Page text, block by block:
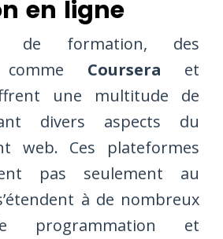
en ligne
de formation, des
comme Coursera et
une multitude de
divers aspects du
web. Ces plateformes
pas seulement au
à de nombreux
programmation et